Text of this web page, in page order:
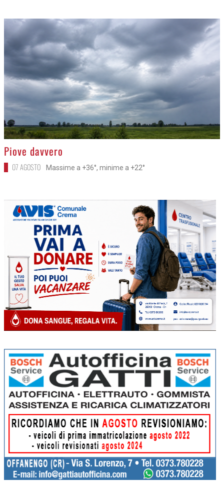
>
Piove davvero
07 AGOSTO Massime a +36°, minime a +22°